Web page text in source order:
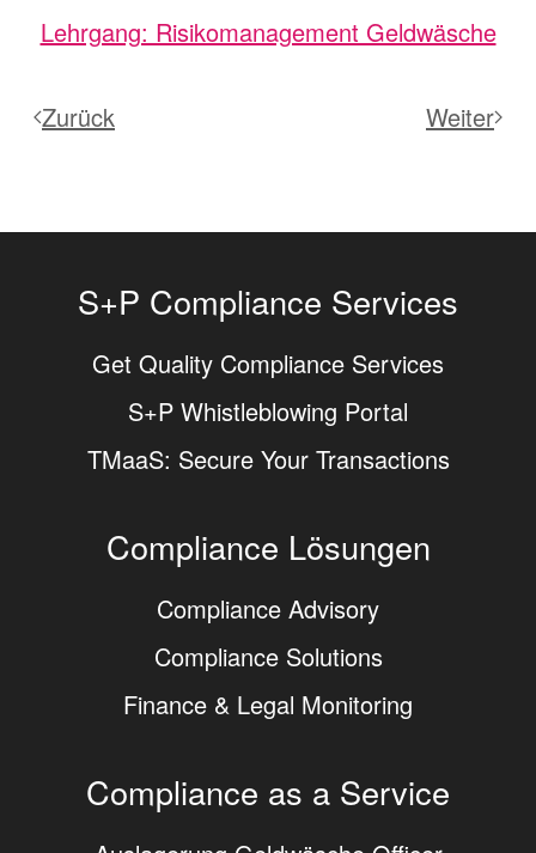
Lehrgang: Risikomanagement Geldwäsche
Zurück Weiter
S+P Compliance Services
Get Quality Compliance Services
S+P Whistleblowing Portal
TMaaS: Secure Your Transactions
Compliance Lösungen
Compliance Advisory
Compliance Solutions
Finance & Legal Monitoring
Compliance as a Service